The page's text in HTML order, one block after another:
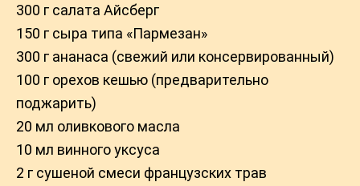
300 г салата Айсберг
150 г сыра типа «Пармезан»
300 г ананаса (свежий или консервированный)
100 г орехов кешью (предварительно
поджарить)
20 мл оливкового масла
10 мл винного уксуса
2 г сушеной смеси французских трав